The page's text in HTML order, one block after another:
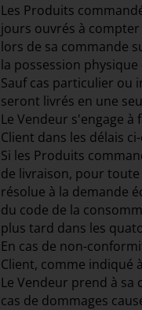
Les Produits
jours ouvrés à
lors de sa commande
la possession
Sauf cas particulier ou
seront livrés en une
Le Vendeur s'engage
Client dans les délais
Si les Produits
de livraison, pour
résolue à la demande
du code de la
plus tard dans les
En cas de non-
Client, comme indiqué
Le Vendeur prend à
cas de dommages